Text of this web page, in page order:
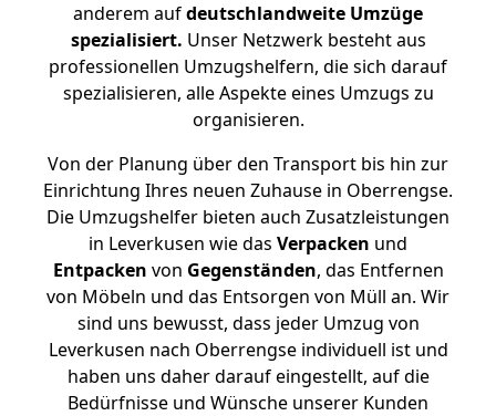
anderem aufdeutschlandweite Umzüge
spezialisiert. Unser Netzwerk besteht aus
professionellen Umzugshelfern, die sich darauf
spezialisieren, alle Aspekte eines Umzugs zu
organisieren.
Von der Planung über den Transport bis hin zur
Einrichtung Ihres neuen Zuhause in Oberrengse.
Die Umzugshelfer bieten auch Zusatzleistungen
in Leverkusen wie das Verpacken und
Entpacken von Gegenständen, das Entfernen
von Möbeln und das Entsorgen von Müll an. Wir
sind uns bewusst, dass jeder Umzug von
Leverkusen nach Oberrengse individuell ist und
haben uns daher darauf eingestellt, auf die
Bedürfnisse und Wünsche unserer Kunden